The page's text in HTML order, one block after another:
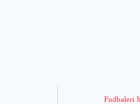
Fudbaleri